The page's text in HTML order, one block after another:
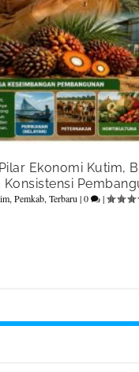
Ekonomi Kutim,
Konsistensi
,Pemkab,Terbaru |0 |